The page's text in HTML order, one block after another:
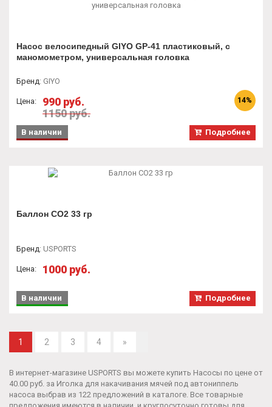
Насос велосипедный GIYO GP-41 пластиковый, с
маномометром, универсальная головка
Бренд: GIYO
Цена:
990 руб.
1150 руб.
14%
Подробнее
В наличии
Баллон CO2 33 гр
Бренд: USPORTS
Цена: 1000 руб.
Подробнее
В наличии
1 2 3 4 »
В интернет-магазине USPORTS вы можете купить Насосы по цене от
40.00 руб. за Иголка для накачивания мячей под автониппель
насоса выбрав из 122 предложений в каталоге. Все товарные